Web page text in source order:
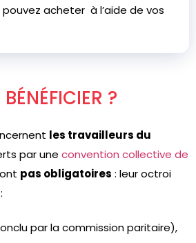
acheter à l’aide de vos
?
les travailleurs du
par une convention collective de
pas obligatoires : leur octroi
par la commission paritaire),